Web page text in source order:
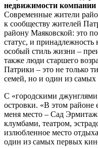
недвижимости компании
Современные жители
к сообществу жителей
району Маяковской: это
статус, и принадлежность
особый стиль жизни –
также люди старшего
Патрики – это не только
семей, но и один из
С «городскими
островки. «В этом районе
меня место – Сад
клумбами, театром,
излюбленное место
один из самых первых